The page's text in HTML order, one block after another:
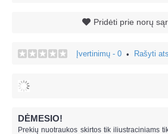
Pridėti prie norų
Įvertinimų - 0 • Rašyti
DĖMESIO!
Prekių nuotraukos skirtos tik iliustraciniams